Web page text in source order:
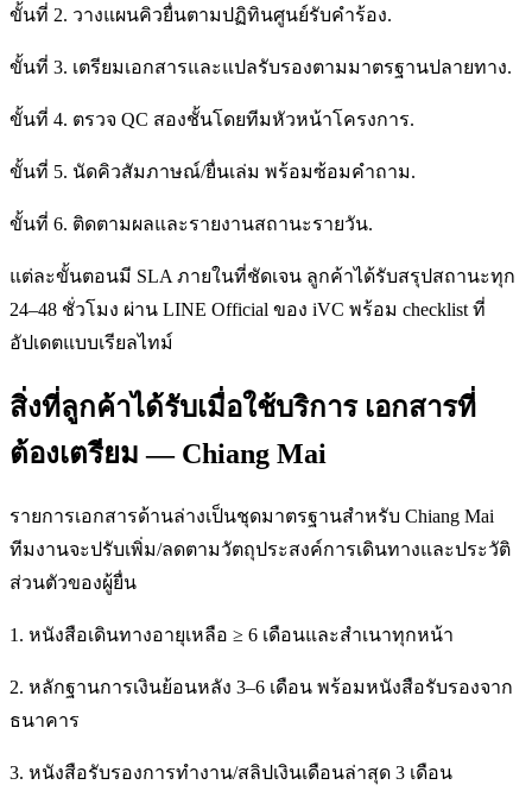
ขั้นที่ 2. วางแผนคิวยื่นตามปฏิทินศูนย์รับคำร้อง.
ขั้นที่ 3. เตรียมเอกสารและแปลรับรองตามมาตรฐานปลายทาง.
ขั้นที่ 4. ตรวจ QC สองชั้นโดยทีมหัวหน้าโครงการ.
ขั้นที่ 5. นัดคิวสัมภาษณ์/ยื่นเล่ม พร้อมซ้อมคำถาม.
ขั้นที่ 6. ติดตามผลและรายงานสถานะรายวัน.
แต่ละขั้นตอนมี SLA ภายในที่ชัดเจน ลูกค้าได้รับสรุปสถานะทุก
24–48 ชั่วโมง ผ่าน LINE Official ของ iVC พร้อม checklist ที่
อัปเดตแบบเรียลไทม์
สิ่งที่ลูกค้าได้รับเมื่อใช้บริการ เอกสารที่
ต้องเตรียม — Chiang Mai
รายการเอกสารด้านล่างเป็นชุดมาตรฐานสำหรับ Chiang Mai
ทีมงานจะปรับเพิ่ม/ลดตามวัตถุประสงค์การเดินทางและประวัติ
ส่วนตัวของผู้ยื่น
1. หนังสือเดินทางอายุเหลือ ≥ 6 เดือนและสำเนาทุกหน้า
2. หลักฐานการเงินย้อนหลัง 3–6 เดือน พร้อมหนังสือรับรองจาก
ธนาคาร
3. หนังสือรับรองการทำงาน/สลิปเงินเดือนล่าสุด 3 เดือน